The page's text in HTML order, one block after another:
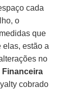
cada
o
que
elas, estão a
no
cobrado